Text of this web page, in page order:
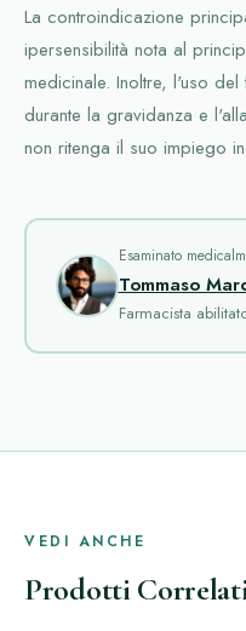
La controindicazione
ipersensibilità nota al
medicinale. Inoltre, l'uso
durante la gravidanza e
non ritenga il suo impiego
Esaminato
Tommaso
Farmacista
VEDI ANCHE
Prodotti